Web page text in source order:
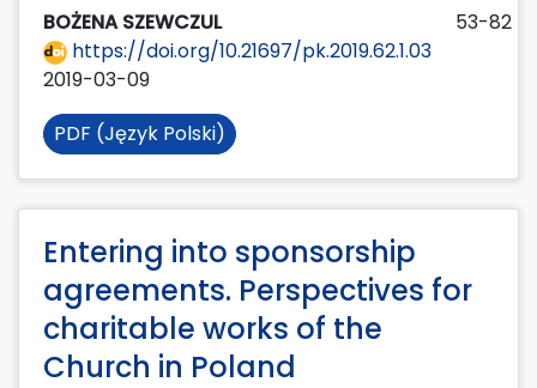
BOŻENA SZEWCZUL
53-82
https://doi.org/10.21697/pk.2019.62.1.03
2019-03-09
PDF (Język Polski)
Entering into sponsorship
agreements. Perspectives for
charitable works of the
Church in Poland